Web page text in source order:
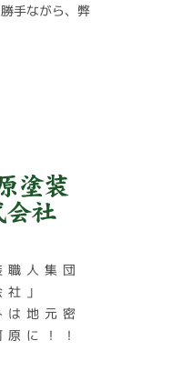
手ながら、弊
人集団
」
地元密
に！！